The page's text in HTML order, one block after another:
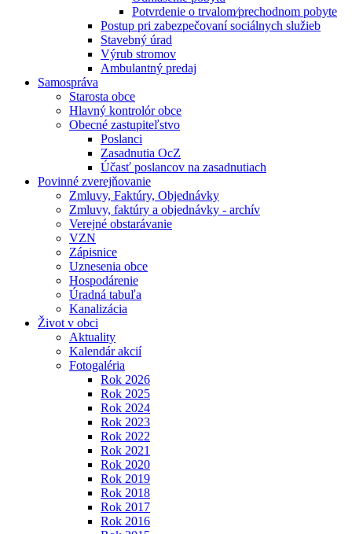
Potvrdenie o trvalom⁄prechodnom pobyte
Postup pri zabezpečovaní sociálnych služieb
Stavebný úrad
Výrub stromov
Ambulantný predaj
Samospráva
Starosta obce
Hlavný kontrolór obce
Obecné zastupiteľstvo
Poslanci
Zasadnutia OcZ
Účasť poslancov na zasadnutiach
Povinné zverejňovanie
Zmluvy, Faktúry, Objednávky
Zmluvy, faktúry a objednávky - archív
Verejné obstarávanie
VZN
Zápisnice
Uznesenia obce
Hospodárenie
Úradná tabuľa
Kanalizácia
Život v obci
Aktuality
Kalendár akcií
Fotogaléria
Rok 2026
Rok 2025
Rok 2024
Rok 2023
Rok 2022
Rok 2021
Rok 2020
Rok 2019
Rok 2018
Rok 2017
Rok 2016